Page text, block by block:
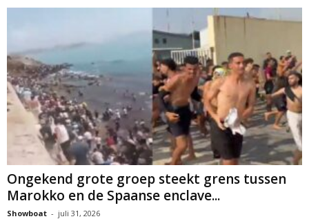
Ongekend grote groep steekt grens tussen
Marokko en de Spaanse enclave...
Showboat - juli 31, 2026